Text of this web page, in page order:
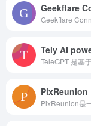
Geekflare
PixReunion